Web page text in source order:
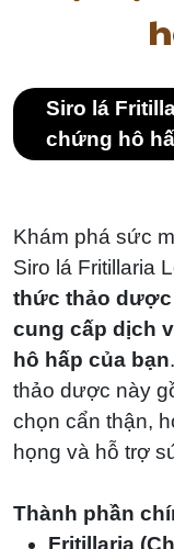
Siro lá
chứng hô
Khám phá sức
Siro lá Fritillaria
thức thảo
cung cấp dịch
hô hấp của bạn
thảo dược này
chọn cẩn thận,
họng và hỗ trợ
Thành phần
Fritillaria